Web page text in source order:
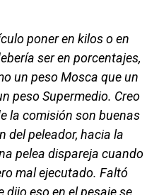
poner en kilos o en
ser en porcentajes,
un peso Mosca que un
peso Supermedio. Creo
la comisión son buenas
del peleador, hacia la
pelea dispareja cuando
mal ejecutado. Faltó
dijo eso en el pesaje se